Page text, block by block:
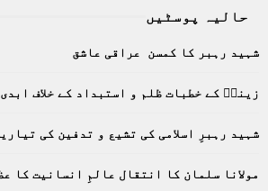
f
r
E
A
R
C
H
حالیہ پوسٹیں
شہید رہبر کا کمسن عراقی عاشق
زینبؑ کے خطبات ظلم و استبداد کے خلاف
شہید رہبرِ اسلامی کی تشیع و تدفین کی
مولانا سلمان کا انتقال عالمِ انسانیت کا